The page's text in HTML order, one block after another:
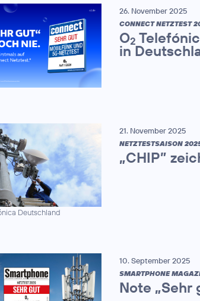
26. November 2025
CONNECT NETZTEST
O2
in
Deutschland
21. November 2025
NETZTESTSAISON
„CHIP”
10. September 2025
SMARTPHONE
Note „Sehr